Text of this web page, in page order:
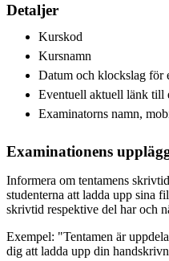
Detaljer
Kurskod
Kursnamn
Datum och klockslag för
Eventuell aktuell länk till
Examinatorns namn,
Examinationens
Informera om tentamens
studenterna att ladda upp sina
skrivtid respektive del har och
Exempel: "Tentamen är
dig att ladda upp din